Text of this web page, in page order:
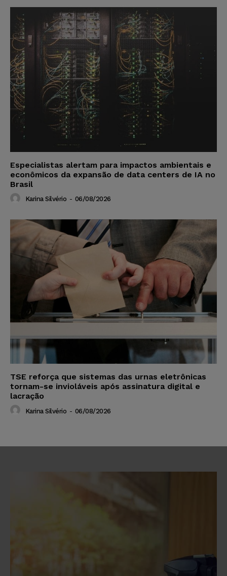
Especialistas alertam para impactos ambientais e
econômicos da expansão de data centers de IA no
Brasil
Karina Silvério - 06/08/2026
TSE reforça que sistemas das urnas eletrônicas
tornam-se invioláveis após assinatura digital e
lacração
Karina Silvério - 06/08/2026